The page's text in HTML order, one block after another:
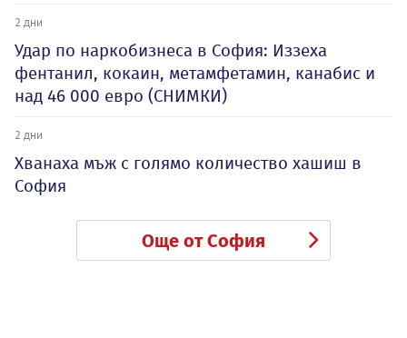
2 дни
Удар по наркобизнеса в София: Иззеха
фентанил, кокаин, метамфетамин, канабис и
над 46 000 евро (СНИМКИ)
2 дни
Хванаха мъж с голямо количество хашиш в
София
Още от София